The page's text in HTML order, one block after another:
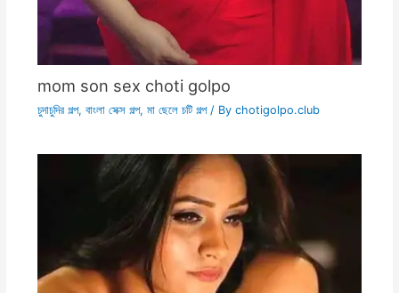
mom son sex choti golpo
চুদাচুদির গল্প, বাংলা সেক্স গল্প, মা ছেলে চটি গল্প/ By chotigolpo.club